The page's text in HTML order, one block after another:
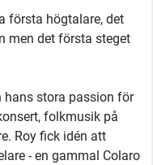
första högtalare, det
men det första steget
hans stora passion för
folkmusik på
Roy fick idén att
- en gammal Colaro